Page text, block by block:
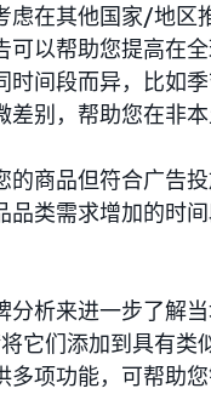
虑在其他国家/地区
以帮助您提高在
时间段而异，比如
别，帮助您在非
的商品但符合广告
品类需求增加的时
分析来进一步了解
它们添加到具有类
多项功能，可帮助